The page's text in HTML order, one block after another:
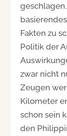
Fakten zu
Politik der
zwar nicht
Zeugen
Kilometer
schon sein
den